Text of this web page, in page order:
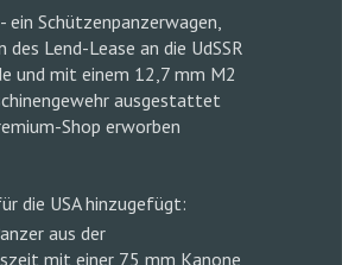
Schützenpanzerwagen,
des Lend-Lease an die UdSSR
und mit einem 12,7 mm M2
ausgestattet
Shop erworben
die USA hinzugefügt:
aus der
mit einer 75 mm Kanone